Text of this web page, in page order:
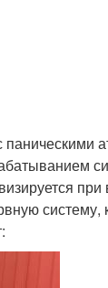
при
систему,